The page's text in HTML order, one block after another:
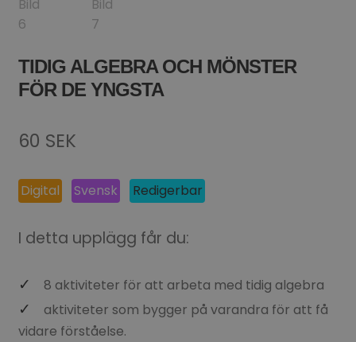
TIDIG ALGEBRA OCH MÖNSTER
FÖR DE YNGSTA
60 SEK
Digital Svensk Redigerbar
I detta upplägg får du:
8 aktiviteter för att arbeta med tidig algebra
aktiviteter som bygger på varandra för att få
vidare förståelse.